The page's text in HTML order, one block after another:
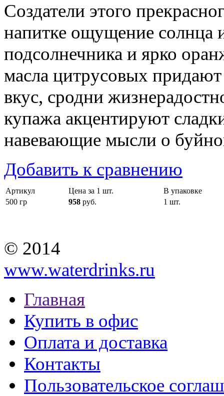
Создатели этого
напитке ощущение солнца
подсолнечника и ярко
масла цитрусовых
вкус, сродни
купажа акцентируют
навевающие мысли о
Добавить к сравнению
Артикул Цена за 1 шт.
В упаковке
500 гр
958 руб. 1 шт.
© 2014
www.waterdrinks.ru
Главная
Купить в офис
Оплата и доставка
Контакты
Пользовательское